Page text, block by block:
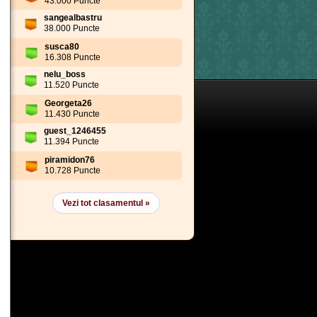
sangealbastru
38.000 Puncte
susca80
16.308 Puncte
nelu_boss
11.520 Puncte
Georgeta26
11.430 Puncte
guest_1246455
11.394 Puncte
piramidon76
10.728 Puncte
Vezi tot clasamentul »